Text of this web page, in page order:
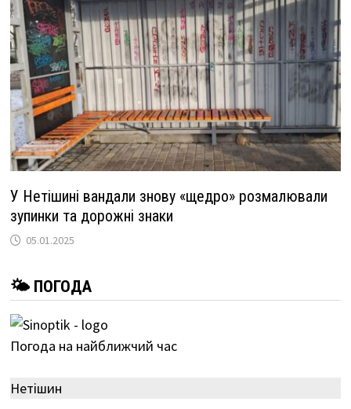
У Нетішині вандали знову «щедро» розмалювали
зупинки та дорожні знаки
05.01.2025
🌤 ПОГОДА
Погода на найближчий час
Нетішин